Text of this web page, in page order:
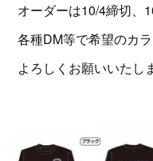
オーダーは10/4締切、
各種DM等で希望のカ
よろしくお願いいたし